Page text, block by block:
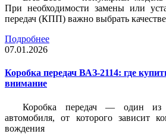
При необходимости замены или
передач (КПП) важно выбрать
Подробнее
07.01.2026
Коробка передач ВАЗ-2114: где
внимание
Коробка передач — один из
автомобиля, от которого зависит
вождения